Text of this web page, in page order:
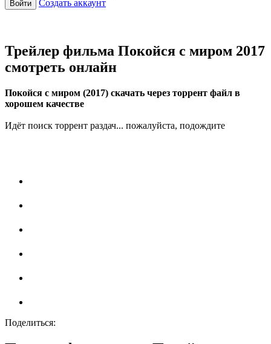
Войти Создать аккаунт
Трейлер фильма Покойся с миром 2017
смотреть онлайн
Покойся с миром (2017) скачать через торрент файл в
хорошем качестве
Идёт поиск торрент раздач... пожалуйста, подождите
Поделиться: